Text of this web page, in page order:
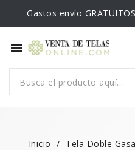
Gastos envío
menu
Inicio Tela Doble